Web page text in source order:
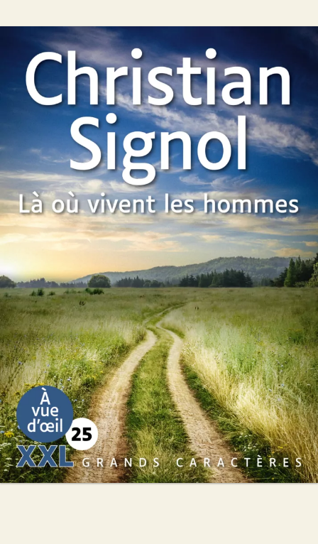
Là où vivent les hommes
Christian Signol
44€